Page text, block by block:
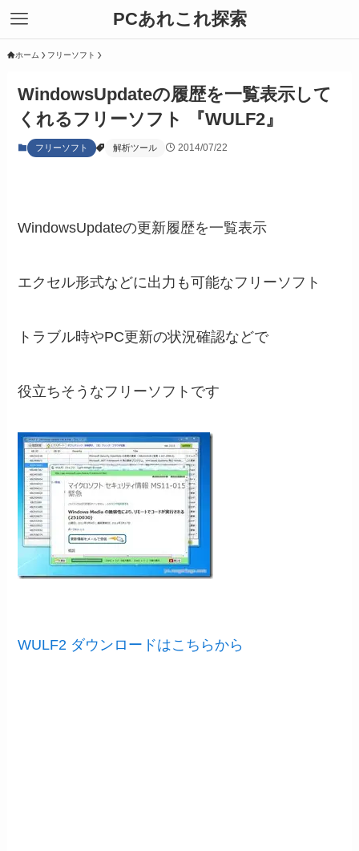
PCあれこれ探索
ホーム フリーソフト
WindowsUpdateの履歴を一覧表示して
くれるフリーソフト 『WULF2』
フリーソフト 解析ツール 2014/07/22
WindowsUpdateの更新履歴を一覧表示
エクセル形式などに出力も可能なフリーソフト
トラブル時やPC更新の状況確認などで
役立ちそうなフリーソフトです
WULF2 ダウンロードはこちらから